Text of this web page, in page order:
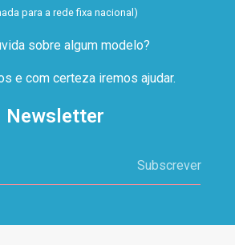
para a rede fixa nacional)
sobre algum modelo?
e com certeza iremos ajudar.
Newsletter
Subscrever